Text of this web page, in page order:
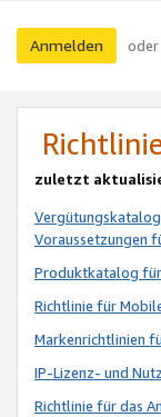
Anmelden oder
zuletzt
Voraussetzungen
Produktkatalog
Richtlinie für
Markenrichtlinien
IP-Lizenz- und
Richtlinie für das